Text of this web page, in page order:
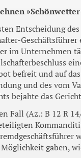
Entscheidung
im Unternehmen
befreit und auf
und des vom
bejahte das
Fall (Az.: B 12 R
gaben,